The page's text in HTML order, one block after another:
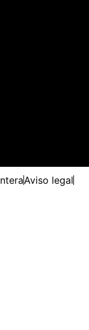
Aviso legal